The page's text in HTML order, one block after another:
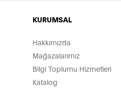
KURUMSAL
Hakkımızda
Mağazalarımız
Bilgi Toplumu Hizmetleri
Katalog